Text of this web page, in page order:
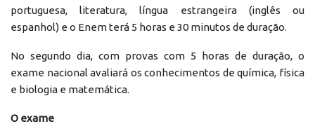
portuguesa, literatura, língua estrangeira (inglês ou
espanhol) e o Enem terá 5 horas e 30 minutos de duração.
No segundo dia, com provas com 5 horas de duração, o
exame nacional avaliará os conhecimentos de química, física
e biologia e matemática.
O exame